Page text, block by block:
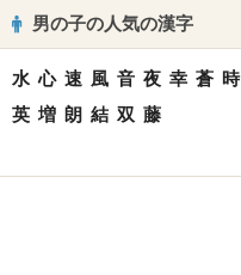
男の子の人気の漢字
水 心 速 風 音 夜 幸 蒼 時
英 増 朗 結 双 藤